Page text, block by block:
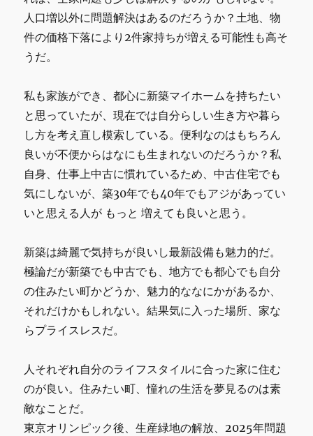
人口増以外に問題解決はあるのだろうか？土地、物
件の価格下落により2件家持ちが増える可能性も高そ
うだ。
私も家族ができ、都心に新築マイホームを持ちたい
と思っていたが、現在では自分らしい生き方や暮ら
し方を考え直し模索している。便利なのはもちろん
良いが不便からはなにも生まれないのだろうか？私
自身、仕事上中古に慣れているため、中古住宅でも
気にしないが、築30年でも40年でもアジがあってい
いと思える人が もっと 増えても良いと思う。
新築は綺麗で気持ちが良いし最新設備も魅力的だ。
極論だが新築でも中古でも、地方でも都心でも自分
の住みたい町かどうか、魅力的ななにかがあるか、
それだけかもしれない。結果気に入った場所、家な
らプライスレスだ。
人それぞれ自分のライフスタイルに合った家に住む
のが良い。住みたい町、憧れの生活を夢見るのは素
敵なことだ。
東京オリンピック後、生産緑地の解放、2025年問題